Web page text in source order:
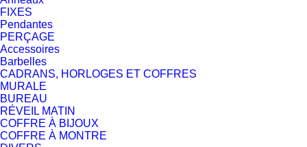
FIXES
Pendantes
PERÇAGE
Accessoires
Barbelles
CADRANS, HORLOGES ET COFFRES
MURALE
BUREAU
RÉVEIL MATIN
COFFRE À BIJOUX
COFFRE À MONTRE